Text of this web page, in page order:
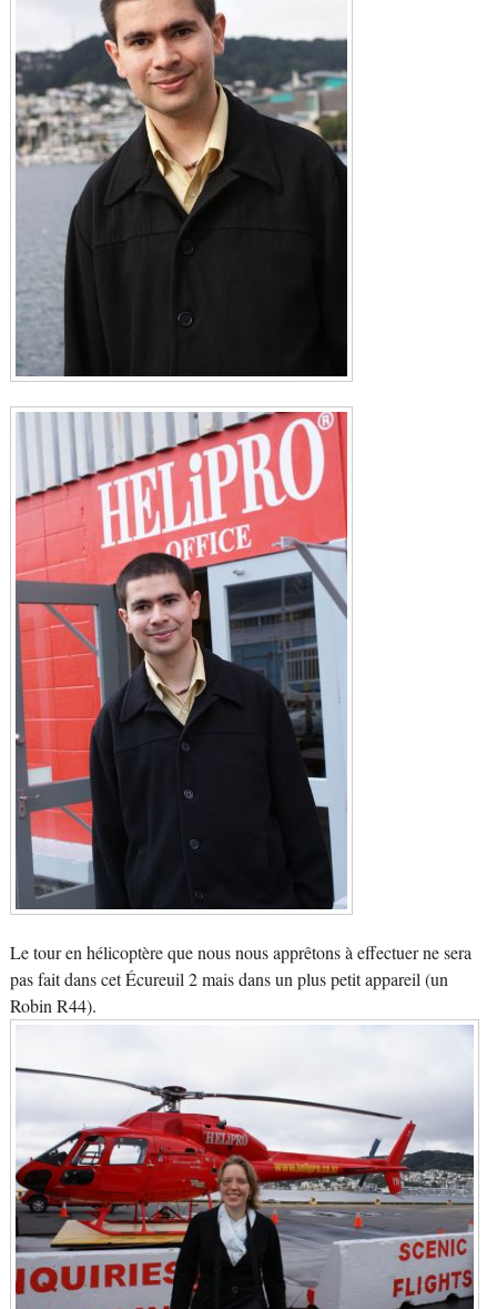
Le tour en hélicoptère que nous nous apprêtons à effectuer ne sera
pas fait dans cet Écureuil 2 mais dans un plus petit appareil (un
Robin R44).